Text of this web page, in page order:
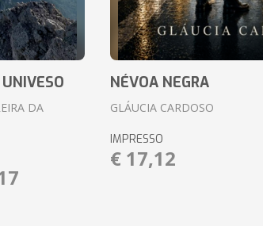
DA
NÉVOA NEGRA
GLÁUCIA CARDOSO
IMPRESSO
€ 17,12